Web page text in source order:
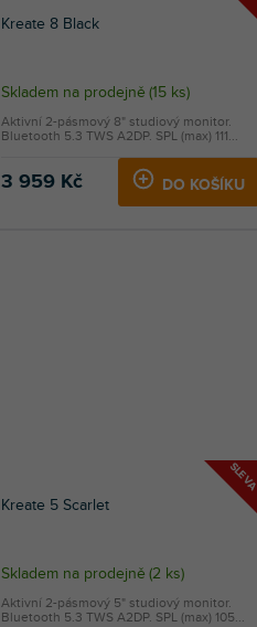
Kreate 8 Black
Skladem na prodejně (15 ks)
3 959 Kč DO KOŠÍKU
Aktivní 2-pásmový 8" studiový monitor.
Bluetooth 5.3 TWS A2DP. SPL (max) 111...
SLEVA
Kreate 5 Scarlet
Skladem na prodejně (2 ks)
Aktivní 2-pásmový 5" studiový monitor.
Bluetooth 5.3 TWS A2DP. SPL (max) 105...